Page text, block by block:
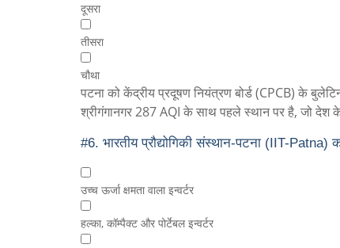
दूसरा
तीसरा
चौथा
पटना को केंद्रीय प्रदूषण नियंत्रण बोर्ड (CPCB) के
श्रीगंगानगर 287 AQI के साथ पहले स्थान पर है, जो देश
#6. भारतीय प्रौद्योगिकी संस्थान-पटना (IIT-
उच्च ऊर्जा क्षमता वाला इन्वर्टर
हल्का, कॉम्पैक्ट और पोर्टेबल इन्वर्टर